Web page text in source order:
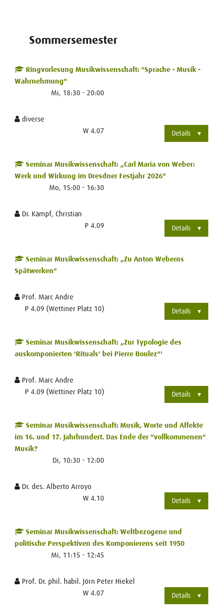
Sommersemester
Ringvorlesung Musikwissenschaft: "Sprache - Musik -
Wahrnehmung"
Mi, 18:30 - 20:00
diverse
W 4.07
Details
Seminar Musikwissenschaft: „Carl Maria von Weber:
Werk und Wirkung im Dresdner Festjahr 2026"
Mo, 15:00 - 16:30
Dr. Kämpf, Christian
P 4.09
Details
Seminar Musikwissenschaft: „Zu Anton Weberns
Spätwerken"
Prof. Marc Andre
P 4.09 (Wettiner Platz 10)
Details
Seminar Musikwissenschaft: „Zur Typologie des
auskomponierten 'Rituals' bei Pierre Boulez"'
Prof. Marc Andre
P 4.09 (Wettiner Platz 10)
Details
Seminar Musikwissenschaft: Musik, Worte und Affekte
im 16. und 17. Jahrhundert. Das Ende der "vollkommenen"
Musik?
Di, 10:30 - 12:00
Dr. des. Alberto Arroyo
W 4.10
Details
Seminar Musikwissenschaft: Weltbezogene und
politische Perspektiven des Komponierens seit 1950
Mi, 11:15 - 12:45
Prof. Dr. phil. habil. Jörn Peter Hiekel
W 4.07
Details